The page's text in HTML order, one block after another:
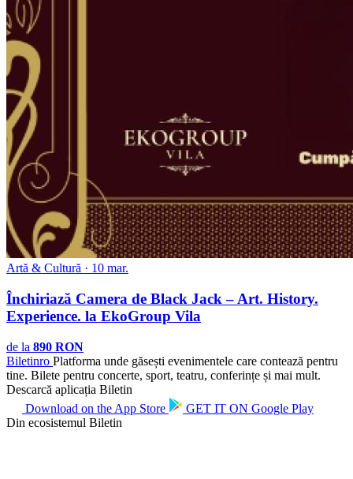
Artă & Cultură · 10 mar.
Închiriază Camera de Black Jack – Art. History.
Experience. la EkoGroup Vila
de la 890 RON
Biletinro Platforma unde găsești evenimentele care contează pentru
tine. Bilete pentru concerte, sport, teatru, conferințe și mai mult.
Descarcă aplicația Biletin
Download on the App Store GET IT ON Google Play
Din ecosistemul Biletin